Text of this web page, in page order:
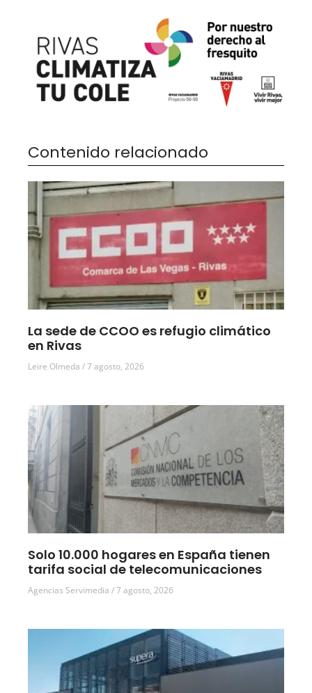
Contenido relacionado
La sede de CCOO es refugio climático
en Rivas
Leire Olmeda 7 agosto, 2026
Solo 10.000 hogares en España tienen
tarifa social de telecomunicaciones
Agencias Servimedia 7 agosto, 2026